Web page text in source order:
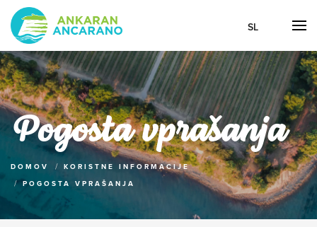
SL
Pogosta vprašanja
DOMOV
KORISTNE INFORMACIJE
POGOSTA VPRAŠANJA